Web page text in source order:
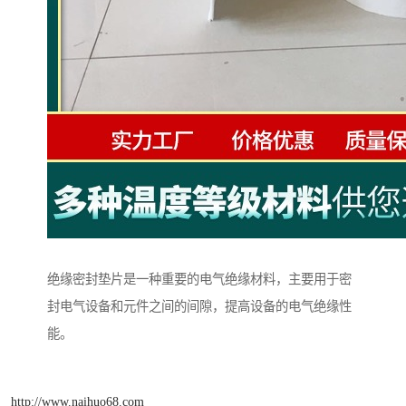
绝缘密封垫片是一种重要的电气绝缘材料，主要用于密
封电气设备和元件之间的间隙，提高设备的电气绝缘性
能。
http://www.naihuo68.com